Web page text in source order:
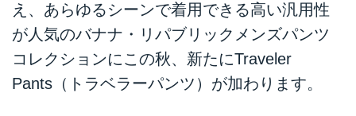
え、あらゆるシーンで着用できる高い汎用性
が人気のバナナ・リパブリックメンズパンツ
コレクションにこの秋、新たにTraveler
Pants（トラベラーパンツ）が加わります。